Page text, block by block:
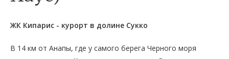
ЖК Кипарис - курорт в долине Сукко
В 14 км от Анапы, где у самого берега Черного моря